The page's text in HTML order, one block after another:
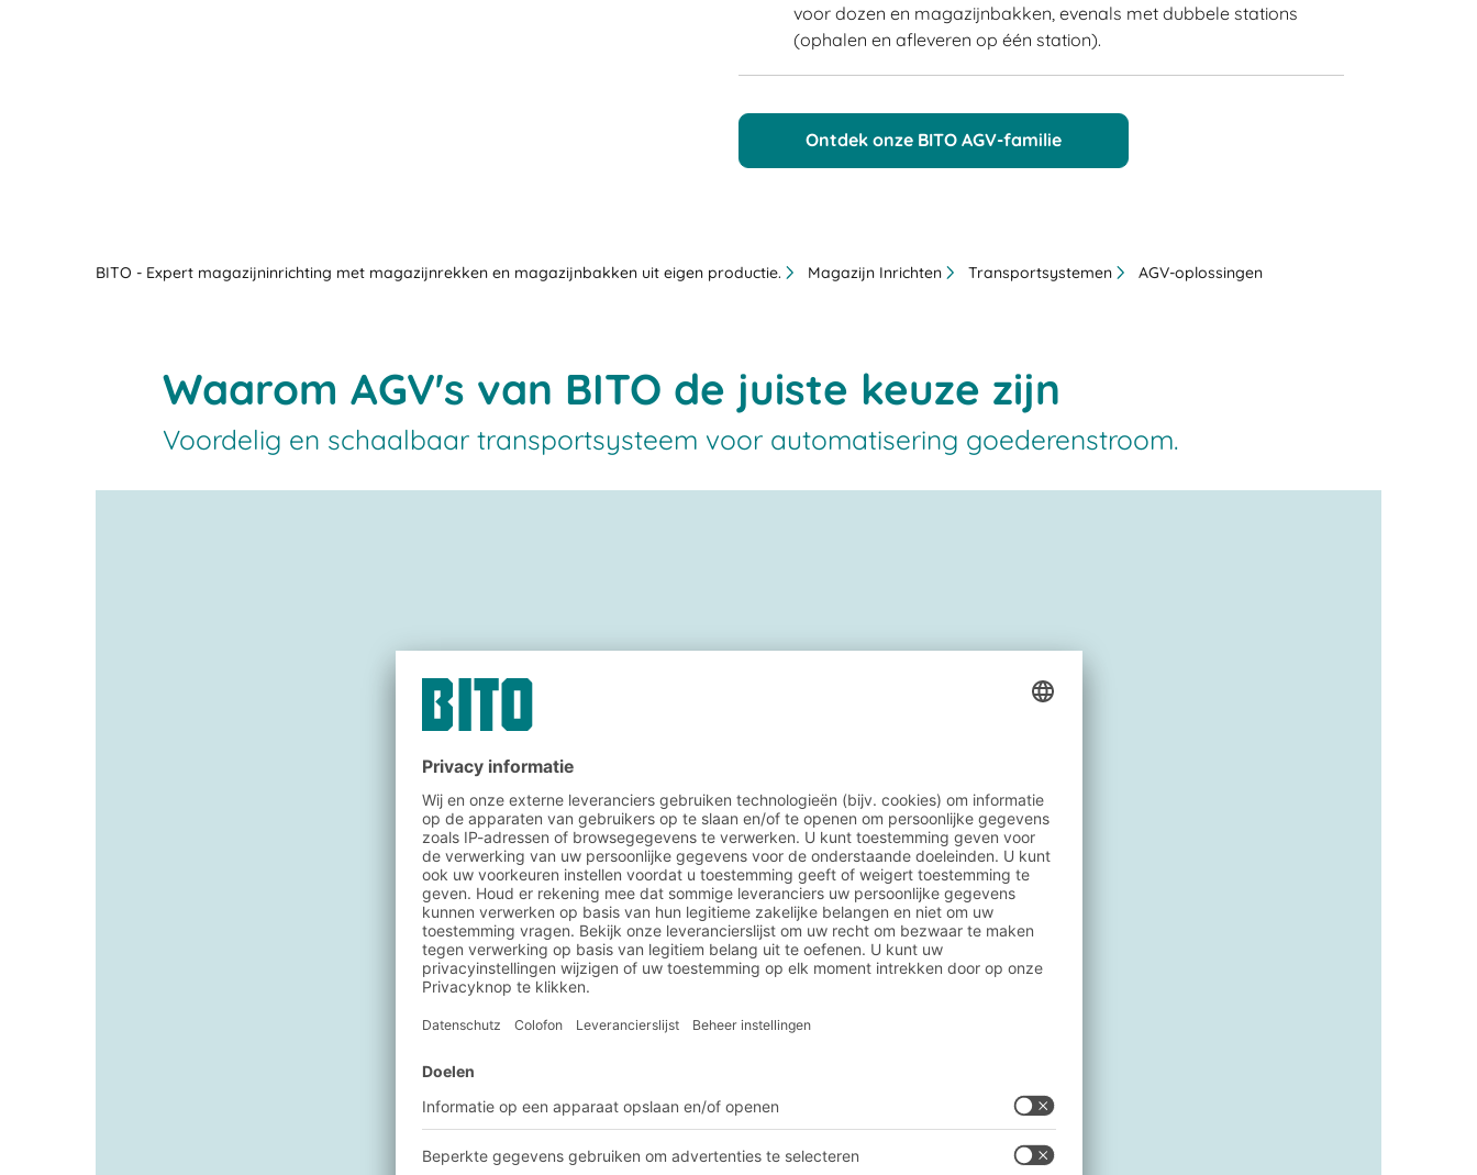
voor dozen en magazijnbakken, evenals met dubbele stations
(ophalen en afleveren op één station).
Ontdek onze BITO AGV-familie
BITO - Expert magazijninrichting met magazijnrekken en magazijnbakken uit eigen productie. Magazijn Inrichten Transportsystemen AGV-oplossingen
Waarom AGV's van BITO de juiste keuze zijn
Voordelig en schaalbaar transportsysteem voor automatisering goederenstroom.